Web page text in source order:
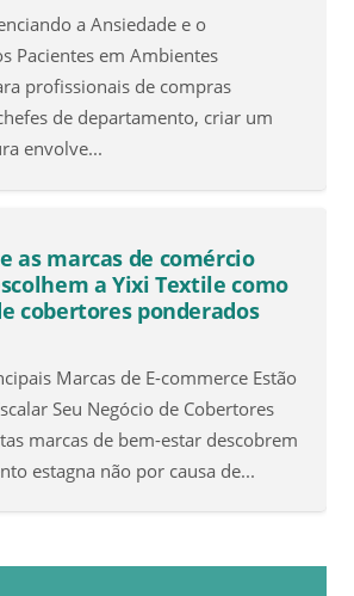
a Ansiedade e o
Pacientes em Ambientes
profissionais de compras
de departamento, criar um
envolve...
as marcas de comércio
a Yixi Textile como
cobertores ponderados
Marcas de E-commerce Estão
Seu Negócio de Cobertores
marcas de bem-estar descobrem
estagna não por causa de...